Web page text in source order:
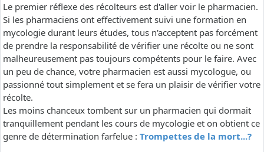
Le premier réflexe des récolteurs est d'aller voir le pharmacien.
Si les pharmaciens ont effectivement suivi une formation en
mycologie durant leurs études, tous n'acceptent pas forcément
de prendre la responsabilité de vérifier une récolte ou ne sont
malheureusement pas toujours compétents pour le faire. Avec
un peu de chance, votre pharmacien est aussi mycologue, ou
passionné tout simplement et se fera un plaisir de vérifier votre
récolte.
Les moins chanceux tombent sur un pharmacien qui dormait
tranquillement pendant les cours de mycologie et on obtient ce
genre de détermination farfelue : Trompettes de la mort...?